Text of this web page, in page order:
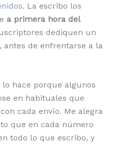
. La escribo los
a primera hora del
dediquen un
antes de enfrentarse a la
hace porque algunos
en habituales que
cada envío. Me alegra
que en cada número
todo lo que escribo, y